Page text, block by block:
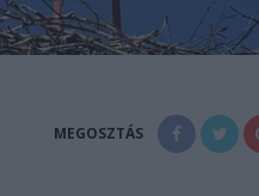
MEGOSZTÁS